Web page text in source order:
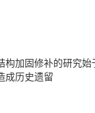
加固修补的研究
成历史遗留